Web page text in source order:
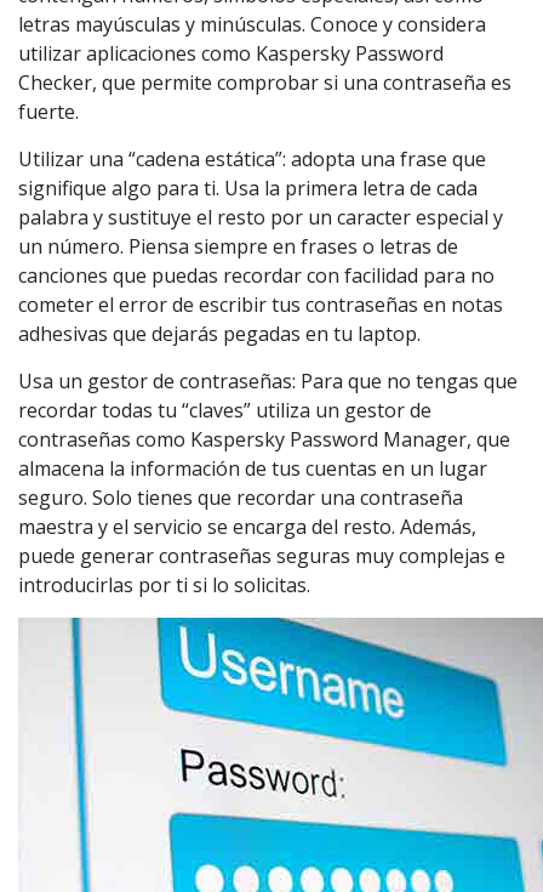
letras mayúsculas y minúsculas. Conoce y considera
utilizar aplicaciones como Kaspersky Password
Checker, que permite comprobar si una contraseña es
fuerte.
Utilizar una “cadena estática”: adopta una frase que
signifique algo para ti. Usa la primera letra de cada
palabra y sustituye el resto por un caracter especial y
un número. Piensa siempre en frases o letras de
canciones que puedas recordar con facilidad para no
cometer el error de escribir tus contraseñas en notas
adhesivas que dejarás pegadas en tu laptop.
Usa un gestor de contraseñas: Para que no tengas que
recordar todas tu “claves” utiliza un gestor de
contraseñas como Kaspersky Password Manager, que
almacena la información de tus cuentas en un lugar
seguro. Solo tienes que recordar una contraseña
maestra y el servicio se encarga del resto. Además,
puede generar contraseñas seguras muy complejas e
introducirlas por ti si lo solicitas.